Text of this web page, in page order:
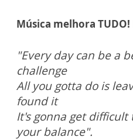
Música melhora TUDO!
"Every day can be a
challenge
All you gotta do is
found it
It's gonna get
your balance".